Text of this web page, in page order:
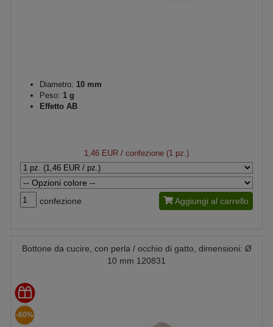
Diametro: 10 mm
Peso: 1 g
Effetto AB
1,46 EUR / confezione (1 pz.)
confezione Aggiungi al carrello
Bottone da cucire, con perla / occhio di gatto, dimensioni: Ø
10 mm 120831
-60%